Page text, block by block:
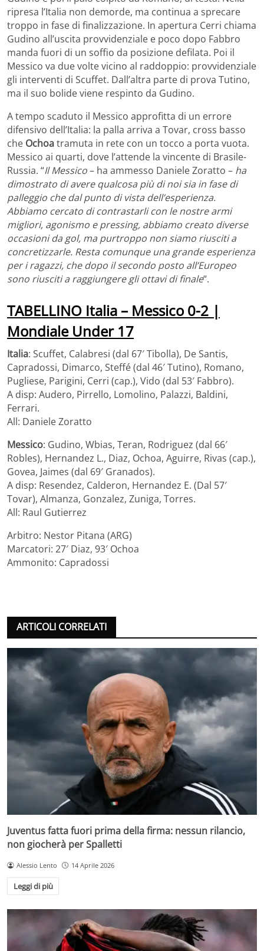
ripresa l’Italia non demorde, ma continua a sprecare
troppo in fase di finalizzazione. In apertura Cerri chiama
Gudino all’uscita provvidenziale e poco dopo Fabbro
manda fuori di un soffio da posizione defilata. Poi il
Messico va due volte vicino al raddoppio: provvidenziale
gli interventi di Scuffet. Dall’altra parte di prova Tutino,
ma il suo bolide viene respinto da Gudino.
A tempo scaduto il Messico approfitta di un errore
difensivo dell’Italia: la palla arriva a Tovar, cross basso
che Ochoatramuta in rete con un tocco a porta vuota.
Messico ai quarti, dove l’attende la vincente di Brasile-
Russia. “Il Messico– ha ammesso Daniele Zoratto – ha
dimostrato di avere qualcosa più di noi sia in fase di
palleggio che dal punto di vista dell’esperienza.
Abbiamo cercato di contrastarli con le nostre armi
migliori, agonismo e pressing, abbiamo creato diverse
occasioni da gol, ma purtroppo non siamo riusciti a
concretizzarle. Resta comunque una grande esperienza
per i ragazzi, che dopo il secondo posto all’Europeo
sono riusciti a raggiungere gli ottavi di finale“.
TABELLINO Italia – Messico 0-2 |
Mondiale Under 17
Italia: Scuffet, Calabresi (dal 67′ Tibolla), De Santis,
Capradossi, Dimarco, Steffé (dal 46′ Tutino), Romano,
Pugliese, Parigini, Cerri (cap.), Vido (dal 53′ Fabbro).
A disp: Audero, Pirrello, Lomolino, Palazzi, Baldini,
Ferrari.
All: Daniele Zoratto
Messico: Gudino, Wbias, Teran, Rodriguez (dal 66′
Robles), Hernandez L., Diaz, Ochoa, Aguirre, Rivas (cap.),
Govea, Jaimes (dal 69′ Granados).
A disp: Resendez, Calderon, Hernandez E. (Dal 57′
Tovar), Almanza, Gonzalez, Zuniga, Torres.
All: Raul Gutierrez
Arbitro: Nestor Pitana (ARG)
Marcatori: 27′ Diaz, 93′ Ochoa
Ammonito: Capradossi
ARTICOLI CORRELATI
Juventus fatta fuori prima della firma: nessun rilancio,
non giocherà per Spalletti
Alessio Lento 14 Aprile 2026
Leggi di più